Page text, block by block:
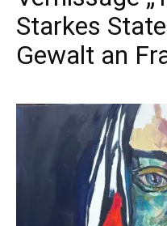
Starkes
Gewalt an